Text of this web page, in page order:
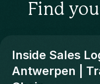
Find
Inside Sales
Antwerpen |